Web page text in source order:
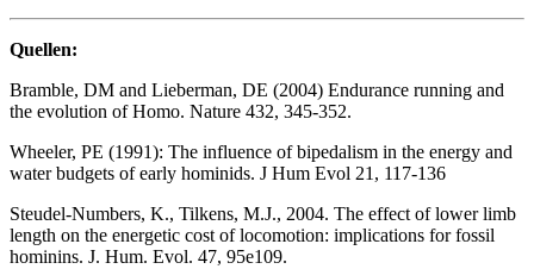
Quellen:
Bramble, DM and Lieberman, DE (2004) Endurance running and
the evolution of Homo. Nature 432, 345-352.
Wheeler, PE (1991): The influence of bipedalism in the energy and
water budgets of early hominids. J Hum Evol 21, 117-136
Steudel-Numbers, K., Tilkens, M.J., 2004. The effect of lower limb
length on the energetic cost of locomotion: implications for fossil
hominins. J. Hum. Evol. 47, 95e109.